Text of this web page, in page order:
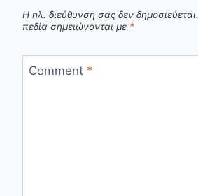
Η ηλ. διεύθυνση σας δεν δημοσιεύεται.
πεδία σημειώνονται με *
Comment *